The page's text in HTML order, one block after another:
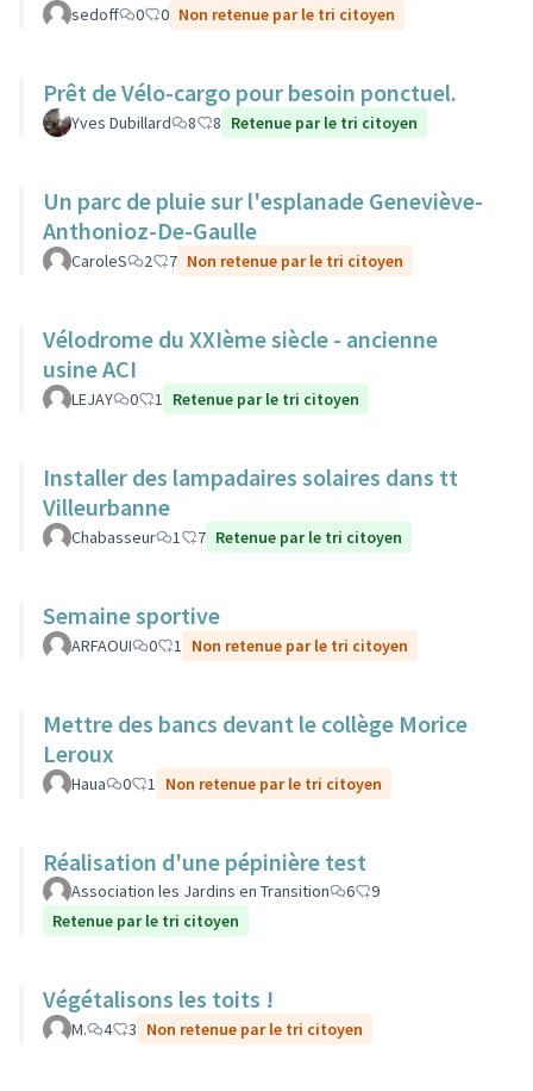
sedoff 0 0 Non retenue par le tri citoyen
Prêt de Vélo-cargo pour besoin ponctuel.
Yves Dubillard 8 8 Retenue par le tri citoyen
Un parc de pluie sur l'esplanade Geneviève-
Anthonioz-De-Gaulle
CaroleS 2 7 Non retenue par le tri citoyen
Vélodrome du XXIème siècle - ancienne
usine ACI
LEJAY 0 1 Retenue par le tri citoyen
Installer des lampadaires solaires dans tt
Villeurbanne
Chabasseur 1 7 Retenue par le tri citoyen
Semaine sportive
ARFAOUI 0 1 Non retenue par le tri citoyen
Mettre des bancs devant le collège Morice
Leroux
Haua 0 1 Non retenue par le tri citoyen
Réalisation d'une pépinière test
Association les Jardins en Transition 6
9
Retenue par le tri citoyen
Végétalisons les toits !
M. 4 3 Non retenue par le tri citoyen